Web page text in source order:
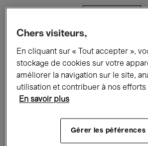
Tous les événements
Expositions
Rencontres & Débats
Musique classique Global
Chers visiteurs,
En cliquant sur « Tout accepter »,
stockage de cookies sur votre
améliorer la navigation sur le site,
utilisation et contribuer à nos efforts
En savoir plus
Gérer les péférences